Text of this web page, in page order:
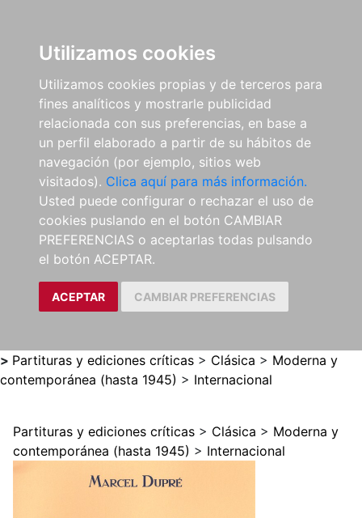
Utilizamos cookies
Utilizamos cookies propias y de terceros para
fines analíticos y mostrarle publicidad
relacionada con sus preferencias, en base a
un perfil elaborado a partir de su hábitos de
navegación (por ejemplo, sitios web
visitados). Clica aquí para más información.
Usted puede configurar o rechazar el uso de
cookies puslando en el botón CAMBIAR
PREFERENCIAS o aceptarlas todas pulsando
el botón ACEPTAR.
ACEPTAR CAMBIAR PREFERENCIAS
> Partituras y ediciones críticas > Clásica > Moderna y
contemporánea (hasta 1945) > Internacional
Partituras y ediciones críticas > Clásica > Moderna y
contemporánea (hasta 1945) > Internacional